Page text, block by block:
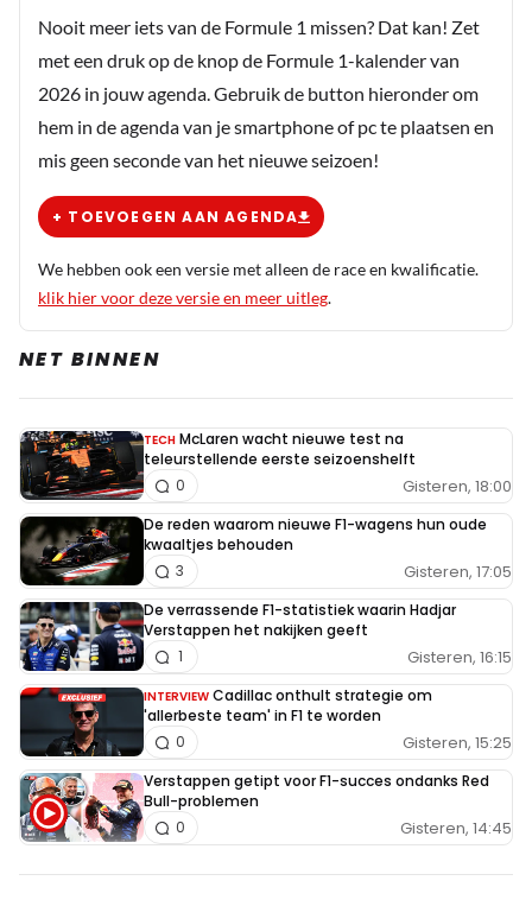
Nooit meer iets van de Formule 1 missen? Dat kan! Zet
met een druk op de knop de Formule 1-kalender van
2026 in jouw agenda. Gebruik de button hieronder om
hem in de agenda van je smartphone of pc te plaatsen en
mis geen seconde van het nieuwe seizoen!
+ TOEVOEGEN AAN AGENDA
We hebben ook een versie met alleen de race en kwalificatie.
klik hier voor deze versie en meer uitleg.
NET BINNEN
TECH McLaren wacht nieuwe test na
teleurstellende eerste seizoenshelft
Gisteren, 18:00
0
De reden waarom nieuwe F1-wagens hun oude
kwaaltjes behouden
Gisteren, 17:05
3
De verrassende F1-statistiek waarin Hadjar
Verstappen het nakijken geeft
Gisteren, 16:15
1
INTERVIEW Cadillac onthult strategie om
'allerbeste team' in F1 te worden
Gisteren, 15:25
0
Verstappen getipt voor F1-succes ondanks Red
Bull-problemen
Gisteren, 14:45
0